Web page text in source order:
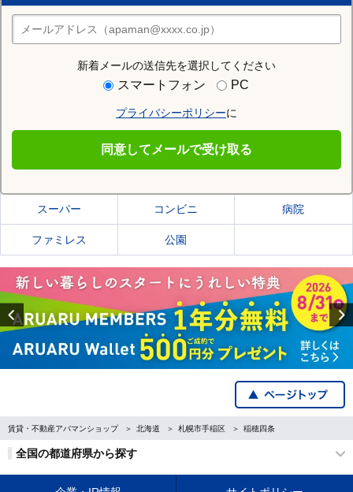
新着メールの送信先を選択してください
スマートフォン PC
プライバシーポリシーに
同意してメールで受け取る
住みたい街の店舗を探す
店舗検索
住む街研究所で札幌市手稲区の情報を見る
札幌市手稲区の施設一覧
スーパー コンビニ 病院
ファミレス 公園
Previous
賃貸・不動産アパマンショップ 北海道 札幌市手稲区 稲穂四条
全国の都道府県から探す